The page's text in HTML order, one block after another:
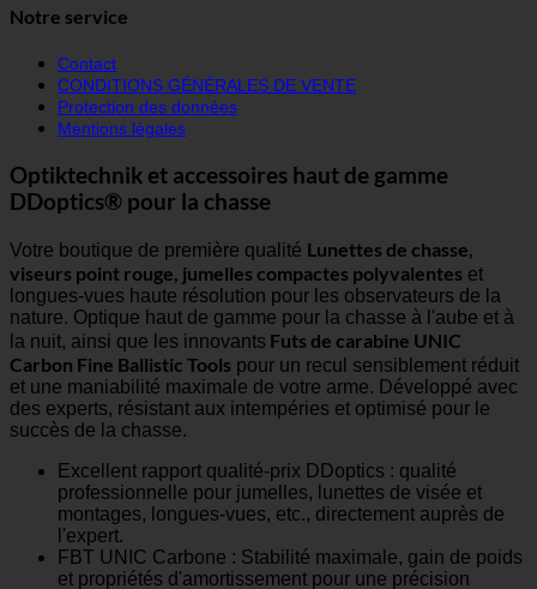
Notre service
Contact
CONDITIONS GÉNÉRALES DE VENTE
Protection des données
Mentions légales
Optiktechnik et accessoires haut de gamme
DDoptics® pour la chasse
Votre boutique de première qualité Lunettes de chasse,
viseurs point rouge, jumelles compactes polyvalentes et
longues-vues haute résolution pour les observateurs de la
nature. Optique haut de gamme pour la chasse à l'aube et à
la nuit, ainsi que les innovants Futs de carabine UNIC
Carbon Fine Ballistic Tools pour un recul sensiblement réduit
et une maniabilité maximale de votre arme. Développé avec
des experts, résistant aux intempéries et optimisé pour le
succès de la chasse.
Excellent rapport qualité-prix DDoptics : qualité
professionnelle pour jumelles, lunettes de visée et
montages, longues-vues, etc., directement auprès de
l'expert.
FBT UNIC Carbone : Stabilité maximale, gain de poids
et propriétés d'amortissement pour une précision